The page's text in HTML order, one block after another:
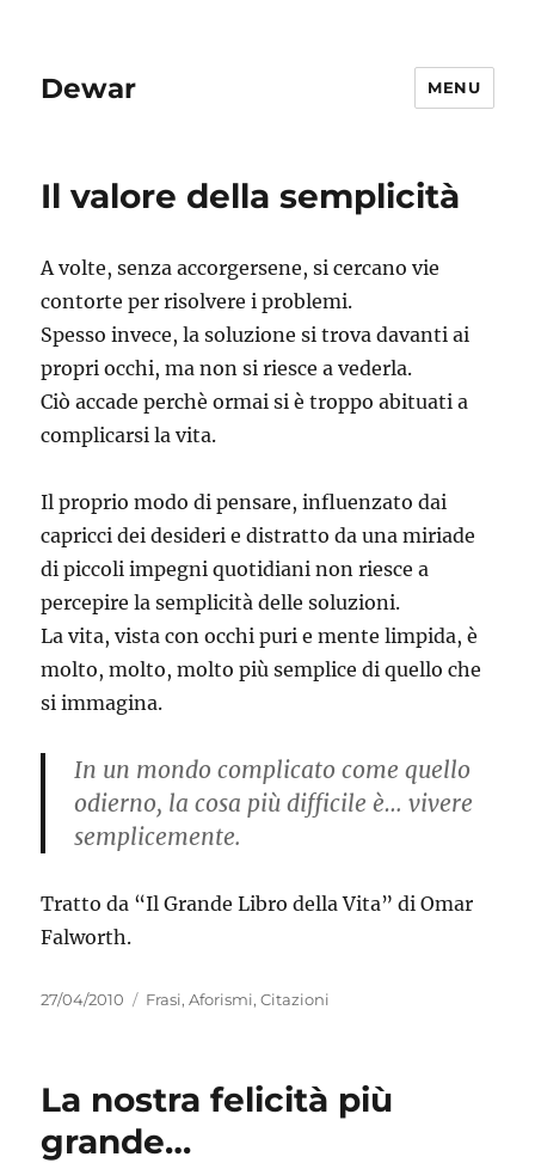
Dewar MENU
Il valore della semplicità
A volte, senza accorgersene, si cercano vie
contorte per risolvere i problemi.
Spesso invece, la soluzione si trova davanti ai
propri occhi, ma non si riesce a vederla.
Ciò accade perchè ormai si è troppo abituati a
complicarsi la vita.
Il proprio modo di pensare, influenzato dai
capricci dei desideri e distratto da una miriade
di piccoli impegni quotidiani non riesce a
percepire la semplicità delle soluzioni.
La vita, vista con occhi puri e mente limpida, è
molto, molto, molto più semplice di quello che
si immagina.
In un mondo complicato come quello
odierno, la cosa più difficile è… vivere
semplicemente.
Tratto da “Il Grande Libro della Vita” di Omar
Falworth.
Pubblicato
27/04/2010 Categorie
Frasi, Aforismi, Citazioni
La nostra felicità più
grande…